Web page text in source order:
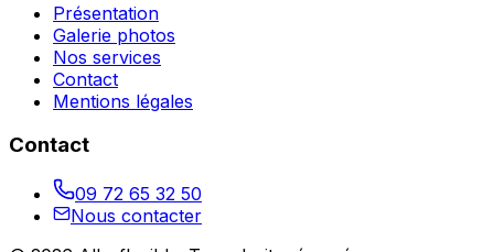
Présentation
Galerie photos
Nos services
Contact
Mentions légales
Contact
09 72 65 32 50
Nous contacter